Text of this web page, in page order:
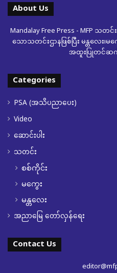
About Us
Mandalay Free Press -
သောသတင်းဌာနဖြစ်ပြီး မန္တလေး
အထူးပြုတင်
Categories
PSA (အသိပညာပေး)
Video
ဆောင်းပါး
သတင်း
စစ်ကိုင်း
မကွေး
မန္တလေး
အညာမြေ တော်လှန်ရေး
Contact Us